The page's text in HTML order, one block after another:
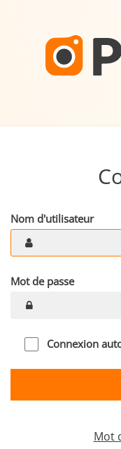
Nom d'utilisateur
Mot de passe
Connexion
Mot